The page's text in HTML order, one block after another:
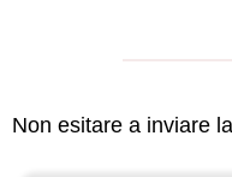
Non esitare a inviare